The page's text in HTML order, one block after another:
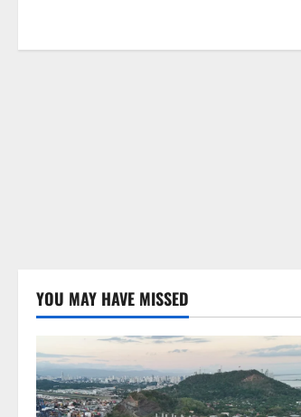
YOU MAY HAVE MISSED